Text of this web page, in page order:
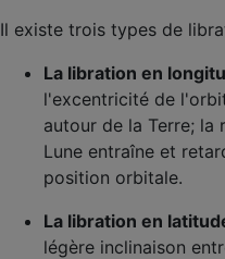
Il existe trois types de
La libration en
l'excentricité de
autour de la Terre; la
Lune entraîne et
position orbitale.
La libration en
légère inclinaison